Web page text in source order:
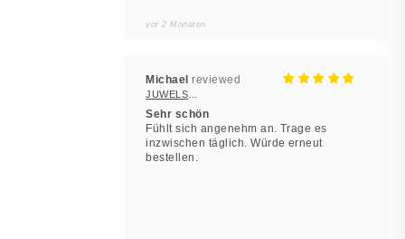
vor 2 Monaten
Michael
Sehr schön
Fühlt sich angenehm an. Trage es
inzwischen täglich. Würde erneut
bestellen.